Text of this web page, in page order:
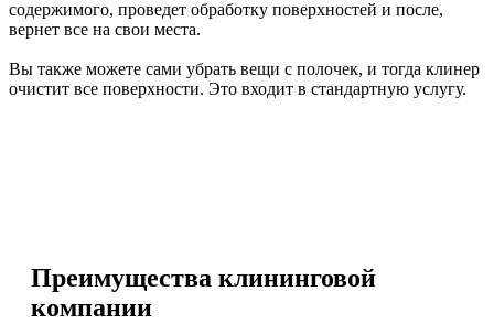
содержимого, проведет обработку поверхностей и после,
вернет все на свои места.
Вы также можете сами убрать вещи с полочек, и тогда клинер
очистит все поверхности. Это входит в стандартную услугу.
Преимущества клининговой
компании